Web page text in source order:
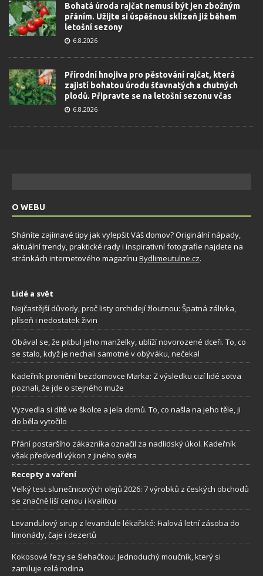
Bohatá úroda rajčat nemusí být jen zbožným
přáním. Užijte si úspěšnou sklizeň již během
letošní sezony
6.8.2026
Přírodní hnojiva pro pěstování rajčat, která
zajistí bohatou úrodu šťavnatých a chutných
plodů. Připravte se na letošní sezonu včas
6.8.2026
O WEBU
Sháníte zajímavé tipy jak vylepšit Váš domov? Originální nápady,
aktuální trendy, praktické rady i inspirativní fotografie najdete na
stránkách internetového magazínu Bydlimeutulne.cz.
Lidé a svět
Nejčastější důvody, proč listy orchidejí žloutnou: Špatná zálivka,
plíseň i nedostatek živin
Obával se, že pitbul jeho manželky, ublíží novorozené dceři. To, co
se stalo, když je nechali samotné v obýváku, nečekal
Kadeřník proměnil bezdomovce Marka: Z výsledku cizí lidé sotva
poznali, že jde o stejného muže
Vyzvedla si dítě ve školce a jela domů. To, co našla na jeho těle, ji
do běla vytočilo
Přání postaršího zákazníka označil za nadlidský úkol. Kadeřník
však předvedl výkon z jiného světa
Recepty a vaření
Velký test slunečnicových olejů 2026: 7 výrobků z českých obchodů
se značně liší cenou i kvalitou
Levandulový sirup z levandule lékařské: Fialová letní zásoba do
limonády, čaje i dezertů
Kokosové řezy se šlehačkou: Jednoduchý moučník, který si
zamiluje celá rodina